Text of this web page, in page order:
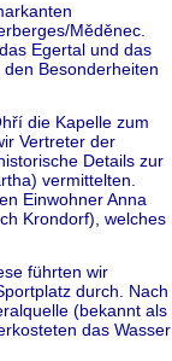
Měděnec.
Egertal und das
Besonderheiten
die Kapelle zum
Vertreter der
Details zur
vermittelten.
Einwohner Anna
Krondorf), welches
führten wir
durch. Nach
(bekannt als
das Wasser